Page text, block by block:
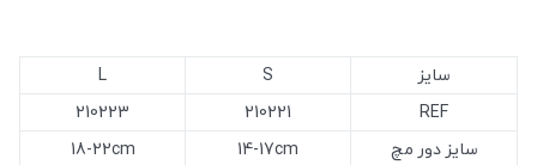
سایز S
L
REF
210221
210223
سایز دور مچ
14-17cm
18-22cm